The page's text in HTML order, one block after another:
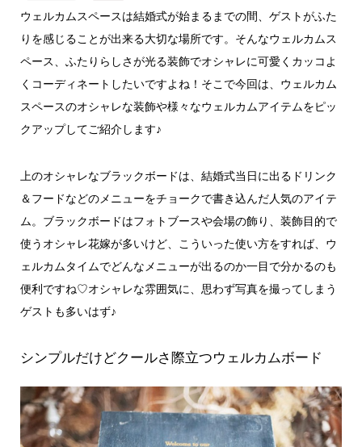
ウェルカムスペースは結婚式が始まるまでの間、ゲストがふた
りを感じることが出来る大切な場所です。そんなウェルカムス
ペース、ふたりらしさが光る装飾でオシャレに可愛くカッコよ
くコーディネートしたいですよね！そこで今回は、ウェルカム
スペースのオシャレな装飾や様々なウェルカムアイテムをピッ
クアップしてご紹介します♪
上のオシャレなブラックボードは、結婚式当日に出るドリンク
＆フードなどのメニューをチョークで書き込んだ人気のアイテ
ム。ブラックボードはフォトブースや会場の飾り、装飾目的で
使うオシャレ花嫁が多いけど、こういった使い方をすれば、ウ
ェルカムタイムでどんなメニューが出るのか一目で分かるのも
便利ですね♡オシャレな雰囲気に、思わず写真を撮ってしまう
ゲストも多いはず♪
シンプルだけどクールさ際立つウェルカムボード